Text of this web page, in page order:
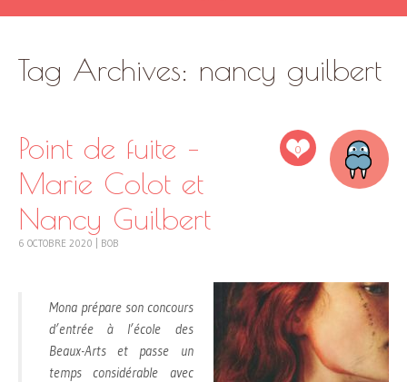
TO
CONTENT
Tag Archives: nancy guilbert
0
Point de fuite –
Marie Colot et
Nancy Guilbert
6 OCTOBRE 2020 BOB
Mona prépare son concours
d’entrée à l’école des
Beaux-Arts et passe un
temps considérable avec